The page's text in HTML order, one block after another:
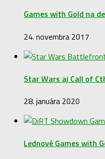
Games with Gold na
24. novembra 2017
Star Wars aj Call of
28. januára 2020
Lednové Games with